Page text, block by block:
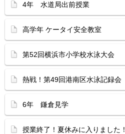
4年 水道局出前授業
高学年 ケータイ安全教室
第52回横浜市小学校水泳大会
熱戦！第49回港南区水泳記録会
6年 鎌倉見学
授業終了！夏休みに入りました！